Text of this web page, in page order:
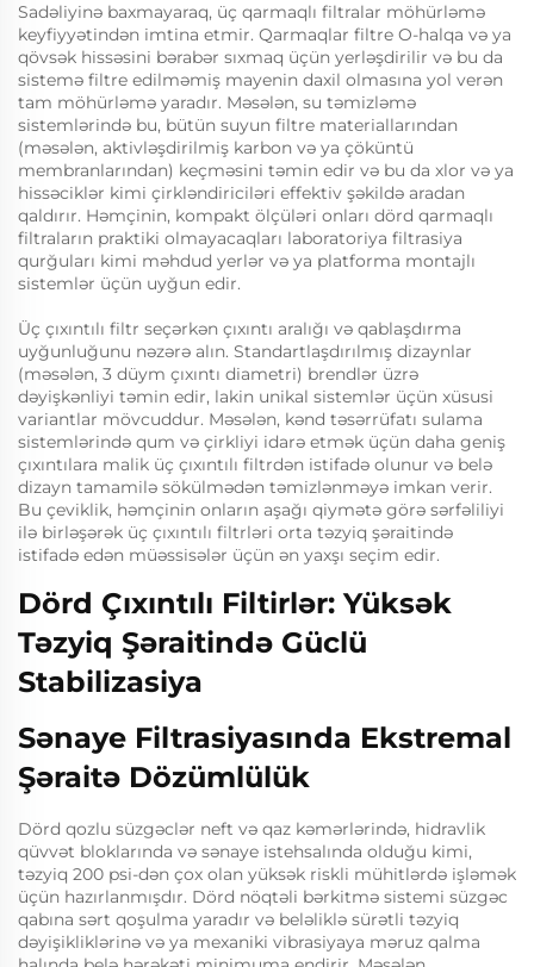
Sadəliyinə baxmayaraq, üç qarmaqlı filtralar möhürləmə
keyfiyyətindən imtina etmir. Qarmaqlar filtre O-halqa və ya
qövsək hissəsini bərabər sıxmaq üçün yerləşdirilir və bu da
sistemə filtre edilməmiş mayenin daxil olmasına yol verən
tam möhürləmə yaradır. Məsələn, su təmizləmə
sistemlərində bu, bütün suyun filtre materiallarından
(məsələn, aktivləşdirilmiş karbon və ya çöküntü
membranlarından) keçməsini təmin edir və bu da xlor və ya
hissəciklər kimi çirkləndiriciləri effektiv şəkildə aradan
qaldırır. Həmçinin, kompakt ölçüləri onları dörd qarmaqlı
filtraların praktiki olmayacaqları laboratoriya filtrasiya
qurğuları kimi məhdud yerlər və ya platforma montajlı
sistemlər üçün uyğun edir.
Üç çıxıntılı filtr seçərkən çıxıntı aralığı və qablaşdırma
uyğunluğunu nəzərə alın. Standartlaşdırılmış dizaynlar
(məsələn, 3 düym çıxıntı diametri) brendlər üzrə
dəyişkənliyi təmin edir, lakin unikal sistemlər üçün xüsusi
variantlar mövcuddur. Məsələn, kənd təsərrüfatı sulama
sistemlərində qum və çirkliyi idarə etmək üçün daha geniş
çıxıntılara malik üç çıxıntılı filtrdən istifadə olunur və belə
dizayn tamamilə sökülmədən təmizlənməyə imkan verir.
Bu çeviklik, həmçinin onların aşağı qiymətə görə sərfəliliyi
ilə birləşərək üç çıxıntılı filtrləri orta təzyiq şəraitində
istifadə edən müəssisələr üçün ən yaxşı seçim edir.
Dörd Çıxıntılı Filtirlər: Yüksək
Təzyiq Şəraitində Güclü
Stabilizasiya
Sənaye Filtrasiyasında Ekstremal
Şəraitə Dözümlülük
Dörd qozlu süzgəclər neft və qaz kəmərlərində, hidravlik
qüvvət bloklarında və sənaye istehsalında olduğu kimi,
təzyiq 200 psi-dən çox olan yüksək riskli mühitlərdə işləmək
üçün hazırlanmışdır. Dörd nöqtəli bərkitmə sistemi süzgəc
qabına sərt qoşulma yaradır və beləliklə sürətli təzyiq
dəyişikliklərinə və ya mexaniki vibrasiyaya məruz qalma